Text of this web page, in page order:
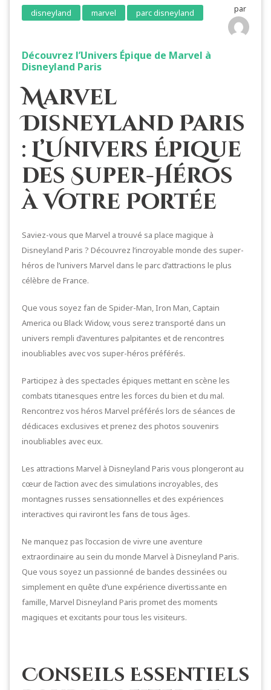
disneyland marvel parc disneyland
par
Découvrez l’Univers Épique de Marvel à
Disneyland Paris
Marvel
Disneyland Paris
: L’Univers Épique
des Super-Héros
à Votre Portée
Saviez-vous que Marvel a trouvé sa place magique à
Disneyland Paris ? Découvrez l’incroyable monde des super-
héros de l’univers Marvel dans le parc d’attractions le plus
célèbre de France.
Que vous soyez fan de Spider-Man, Iron Man, Captain
America ou Black Widow, vous serez transporté dans un
univers rempli d’aventures palpitantes et de rencontres
inoubliables avec vos super-héros préférés.
Participez à des spectacles épiques mettant en scène les
combats titanesques entre les forces du bien et du mal.
Rencontrez vos héros Marvel préférés lors de séances de
dédicaces exclusives et prenez des photos souvenirs
inoubliables avec eux.
Les attractions Marvel à Disneyland Paris vous plongeront au
cœur de l’action avec des simulations incroyables, des
montagnes russes sensationnelles et des expériences
interactives qui raviront les fans de tous âges.
Ne manquez pas l’occasion de vivre une aventure
extraordinaire au sein du monde Marvel à Disneyland Paris.
Que vous soyez un passionné de bandes dessinées ou
simplement en quête d’une expérience divertissante en
famille, Marvel Disneyland Paris promet des moments
magiques et excitants pour tous les visiteurs.
Conseils Essentiels